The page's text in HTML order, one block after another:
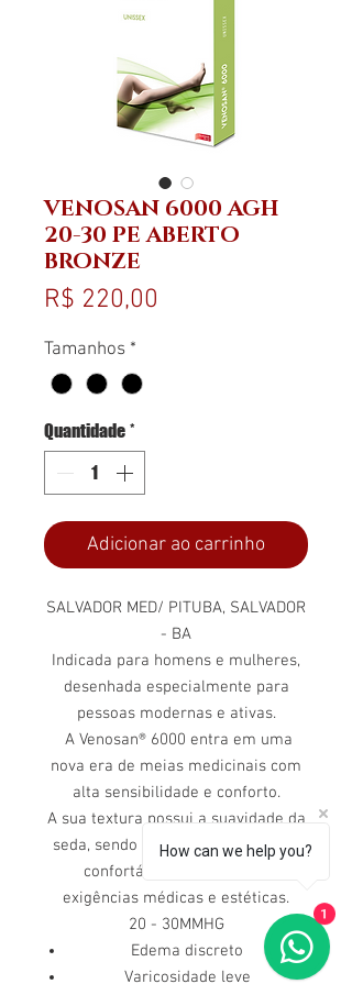
VENOSAN 6000 AGH
20-30 PE ABERTO
BRONZE
R$ 220,00
Tamanhos *
Quantidade *
Adicionar ao carrinho
SALVADOR MED/ PITUBA, SALVADOR
- BA
Indicada para homens e mulheres,
desenhada especialmente para
pessoas modernas e ativas.
A Venosan® 6000 entra em uma
nova era de meias medicinais com
alta sensibilidade e conforto.
A sua textura possui a suavidade da
seda, sendo ­­­elegante, fina e muito
confortável, atendendo às
exigências médicas e estéticas.
20 - 30MMHG
Edema discreto
Varicosidade leve
How can we help you?
1